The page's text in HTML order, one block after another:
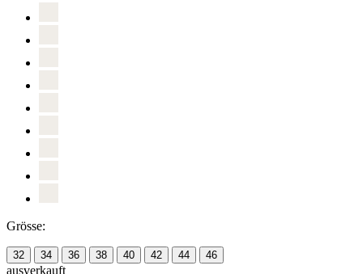
Grösse:
32 34 36 38 40 42 44 46
ausverkauft